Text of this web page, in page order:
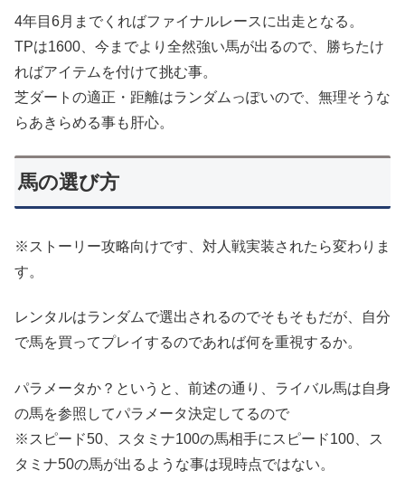
4年目6月までくればファイナルレースに出走となる。
TPは1600、今までより全然強い馬が出るので、勝ちたけ
ればアイテムを付けて挑む事。
芝ダートの適正・距離はランダムっぽいので、無理そうな
らあきらめる事も肝心。
馬の選び方
※ストーリー攻略向けです、対人戦実装されたら変わりま
す。
レンタルはランダムで選出されるのでそもそもだが、自分
で馬を買ってプレイするのであれば何を重視するか。
パラメータか？というと、前述の通り、ライバル馬は自身
の馬を参照してパラメータ決定してるので
※スピード50、スタミナ100の馬相手にスピード100、ス
タミナ50の馬が出るような事は現時点ではない。